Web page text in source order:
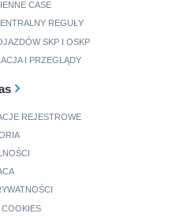
CASE
REGUŁY
SKP I OSKP
I PRZEGLĄDY
REJESTROWE
COOKIES